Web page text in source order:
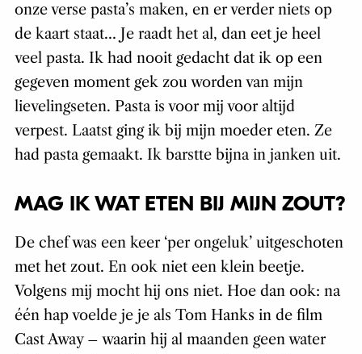
onze verse pasta’s maken, en er verder niets op
de kaart staat… Je raadt het al, dan eet je heel
veel pasta. Ik had nooit gedacht dat ik op een
gegeven moment gek zou worden van mijn
lievelingseten. Pasta is voor mij voor altijd
verpest. Laatst ging ik bij mijn moeder eten. Ze
had pasta gemaakt. Ik barstte bijna in janken uit.
MAG IK WAT ETEN BIJ MIJN ZOUT?
De chef was een keer ‘per ongeluk’ uitgeschoten
met het zout. En ook niet een klein beetje.
Volgens mij mocht hij ons niet. Hoe dan ook: na
één hap voelde je je als Tom Hanks in de film
Cast Away – waarin hij al maanden geen water